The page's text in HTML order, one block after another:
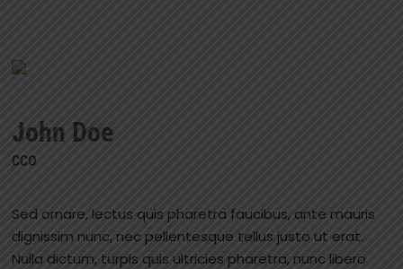
John Doe
CCO
Sed ornare, lectus quis pharetra faucibus, ante mauris
dignissim nunc, nec pellentesque tellus justo ut erat.
Nulla dictum, turpis quis ultricies pharetra, nunc libero